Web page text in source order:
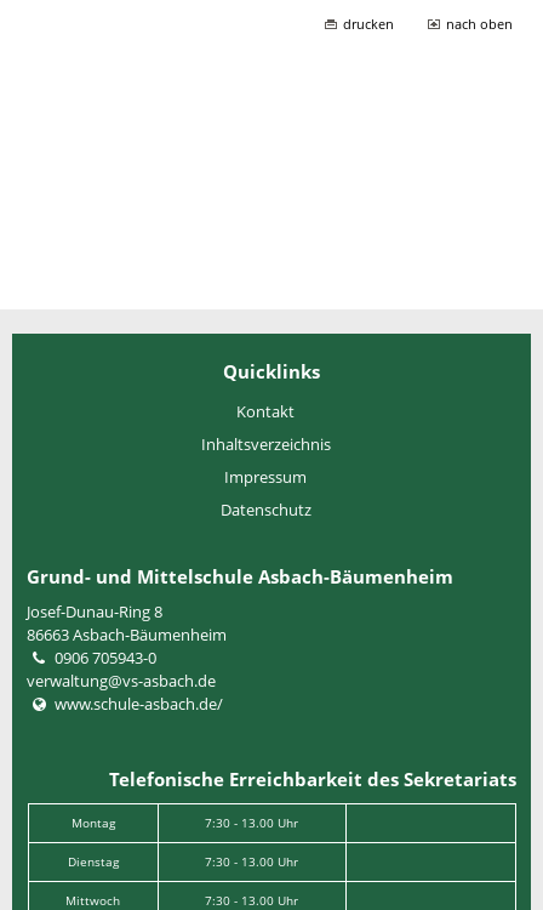
drucken nach oben
Quicklinks
Kontakt
Inhaltsverzeichnis
Impressum
Datenschutz
Grund- und Mittelschule Asbach-Bäumenheim
Josef-Dunau-Ring 8
86663Asbach-Bäumenheim
0906 705943-0
verwaltung@vs-asbach.de
www.schule-asbach.de/
Telefonische Erreichbarkeit des Sekretariats
Montag 7:30 - 13.00 Uhr
Dienstag 7:30 - 13.00 Uhr
Mittwoch 7:30 - 13.00 Uhr